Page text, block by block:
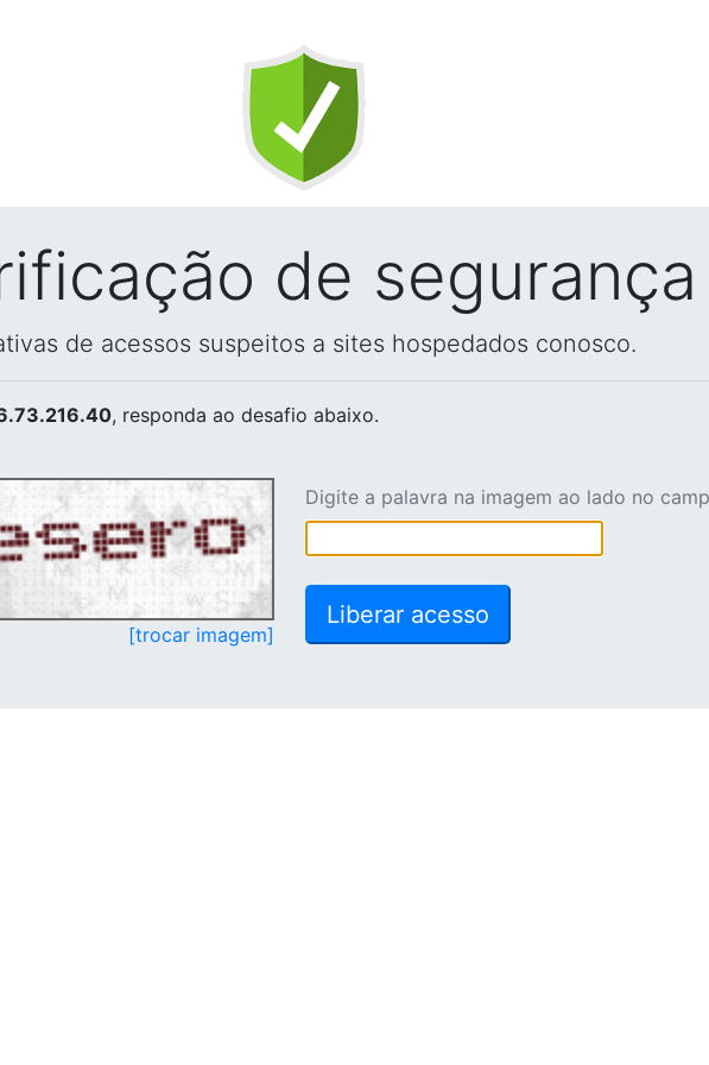
de segurança
de acessos suspeitos a sites hospedados conosco.
, responda ao desafio abaixo.
[trocar imagem]
Digite a palavra na imagem ao lado no